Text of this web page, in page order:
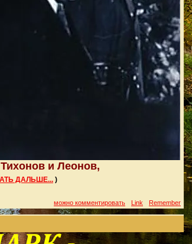
и Леонов,
ДАЛЬШЕ... )
можно комментировать Link Remember